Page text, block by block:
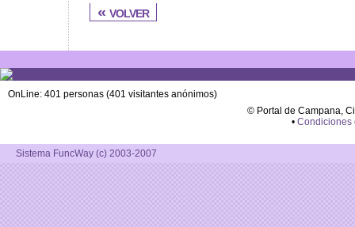
« volver
OnLine: 401 personas (401 visitantes anónimos)
© Portal de Campana,
• Condiciones
Sistema FuncWay (c) 2003-2007